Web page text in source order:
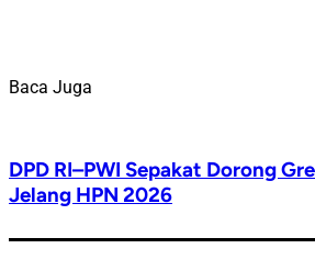
Baca Juga
DPD RI–PWI Sepakat Dorong
Jelang HPN 2026